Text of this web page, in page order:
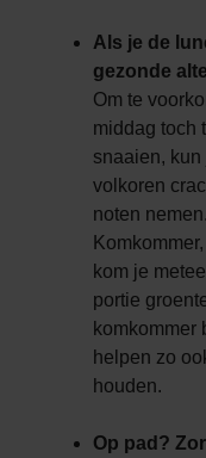
Als je de
gezonde
Om te
middag toch
snaaien,
volkoren
noten
kom je
portie
komkommer
helpen zo
houden.
Op pad?